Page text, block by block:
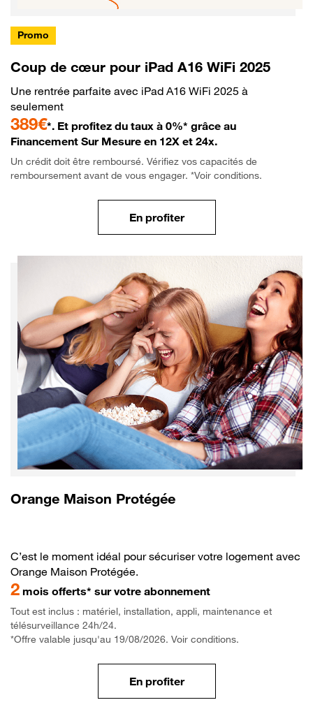
Promo
Coup de cœur pour iPad A16 WiFi 2025
Une rentrée parfaite avec iPad A16 WiFi 2025 à
seulement
389€*. Et profitez du taux à 0%* grâce au
Financement Sur Mesure en 12X et 24x.
Un crédit doit être remboursé. Vérifiez vos capacités de
remboursement avant de vous engager. *Voir conditions.
En profiter
Orange Maison Protégée
C’est le moment idéal pour sécuriser votre logement avec
Orange Maison Protégée.
2 mois offerts* sur votre abonnement
Tout est inclus : matériel, installation, appli, maintenance et
télésurveillance 24h/24.
*Offre valable jusqu'au 19/08/2026. Voir conditions.
En profiter